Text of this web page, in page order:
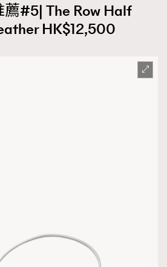
薦#5| The Row Half
HK$12,500